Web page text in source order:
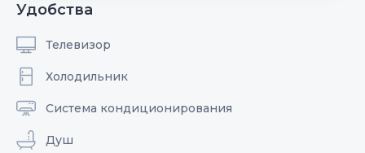
Удобства
Телевизор
Холодильник
Система кондиционирования
Душ